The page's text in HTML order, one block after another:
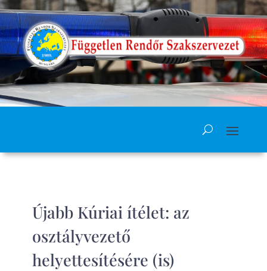
Újabb Kúriai ítélet: az
osztályvezető
helyettesítésére (is)